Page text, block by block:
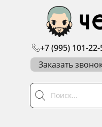
+7 (995) 101-
Заказать